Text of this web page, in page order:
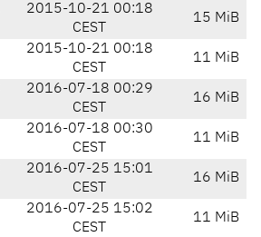
2015-10-21 00:18
CEST
15 MiB
2015-10-21 00:18
CEST
11 MiB
2016-07-18 00:29
CEST
16 MiB
2016-07-18 00:30
CEST
11 MiB
2016-07-25 15:01
CEST
16 MiB
2016-07-25 15:02
CEST
11 MiB